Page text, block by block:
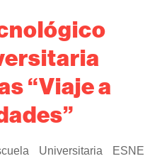
“Viaje a
Universitaria ESNE